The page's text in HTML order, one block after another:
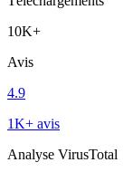
10K+
Avis
4.9
1K+ avis
Analyse VirusTotal